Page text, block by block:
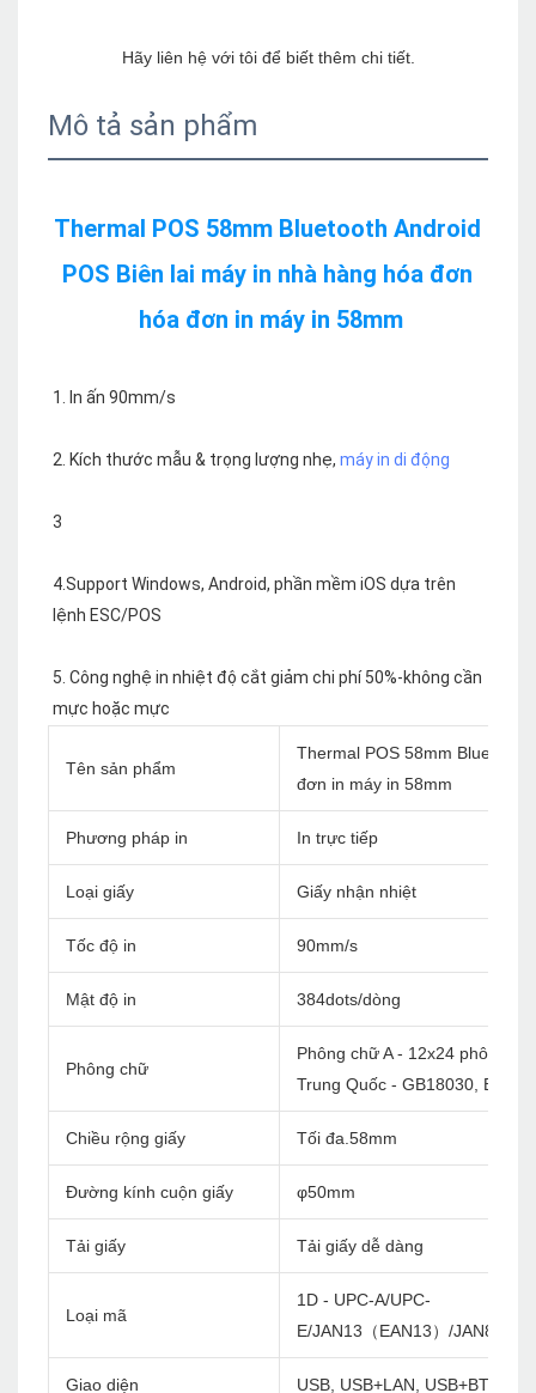
Mô tả sản phẩm
Thermal POS 58mm Bluetooth Android
POS Biên lai máy in nhà hàng hóa đơn
hóa đơn in máy in 58mm
2. Kích thước mẫu & trọng lượng nhẹ,
4.Support Windows, Android, phần mềm iOS dựa trên
5. Công nghệ in nhiệt độ cắt giảm chi phí 50%-không cần
Tên sản phẩm
Thermal POS 58mm
đơn in máy in 58mm
Phương pháp in In trực tiếp
Loại giấy Giấy nhận nhiệt
Tốc độ in 90mm/s
Mật độ in 384dots/dòng
Phông chữ
Phông chữ A - 12x24 phông
Trung Quốc - GB18030, Big5
Chiều rộng giấy Tối đa.58mm
Đường kính cuộn giấy φ50mm
Tải giấy Tải giấy dễ dàng
Loại mã
1D - UPC-A/UPC-
E/JAN13（EAN13）/JAN8（
Giao diện USB, USB+LAN, USB+BT,